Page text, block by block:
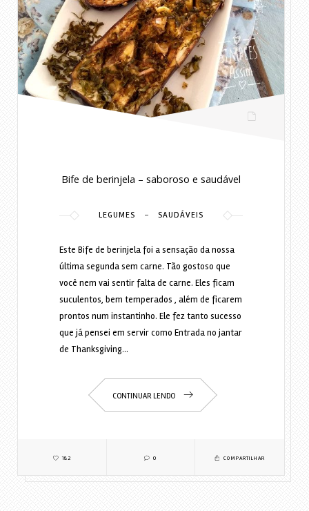
Bife de berinjela – saboroso e saudável
LEGUMES - SAUDÁVEIS
Este Bife de berinjela foi a sensação da nossa
última segunda sem carne. Tão gostoso que
você nem vai sentir falta de carne. Eles ficam
suculentos, bem temperados , além de ficarem
prontos num instantinho. Ele fez tanto sucesso
que já pensei em servir como Entrada no jantar
de Thanksgiving…
CONTINUAR LENDO
182 0 COMPARTILHAR